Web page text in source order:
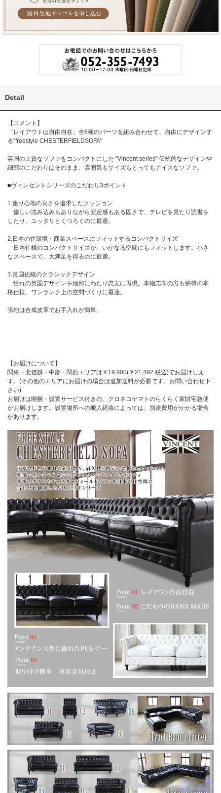
Detail
【コメント】
「レイアウトは自由自在」全8種のパーツを組み合わせて、自由にデザインす
る"freestyle CHESTERFIELDSOFA"
英国の上質なソファをコンパクトにした "Vincent series" 伝統的なデザインや
細部のこだわりはそのまま。雰囲気もサイズもとってもナイスなソファ。
■ヴィンセントシリーズのこだわり3ポイント
1.座り心地の良さを追求したクッション
優しい沈み込みもありながら安定感もある固さで、テレビを見たり読書を
したり、ユッタリとくつろぐのに最適。
2.日本の住環境・商業スペースにフィットするコンパクトサイズ
日本仕様のコンパクトサイズが、いかなる空間にもフィットします。小さ
なスペースで、大満足を得るのに最適。
3.英国伝統のクラシックデザイン
憧れの英国デザインを細部にわたり忠実に再現。本物志向の方も納得の本
格仕様。ワンランク上の空間づくりに最適。
張地は合成皮革でお手入れが簡単。
【お届けについて】
関東・北信越・中部・関西エリアは￥19,900(￥21,492 税込)でお届けしま
す。(その他のエリアにお届けの場合は追加送料が必要です。お問い合わせ下
さい)
お届けは開梱・設置サービス付きの、クロネコヤマトのらくらく家財宅急便
がお届けします。設置場所への搬入経路によっては、別途費用がかかる場合
があります。